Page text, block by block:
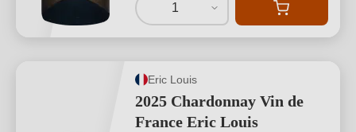
1
Eric Louis
2025 Chardonnay Vin de
France Eric Louis